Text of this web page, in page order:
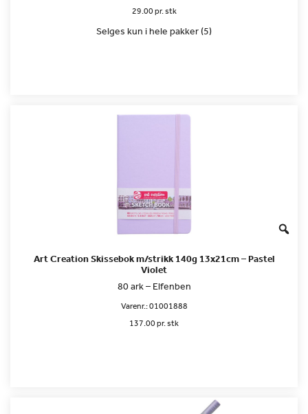
29.00 pr. stk
Selges kun i hele pakker (5)
Art Creation Skissebok m/strikk 140g 13x21cm – Pastel
Violet
80 ark – Elfenben
Varenr.:01001888
137.00 pr. stk